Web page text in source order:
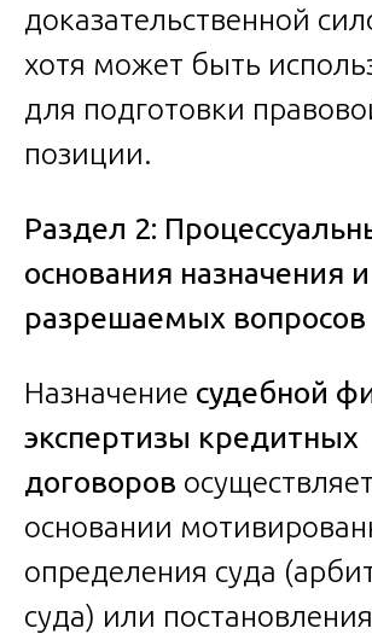
доказательственной
хотя может быть
для подготовки
позиции.
Раздел 2:
основания назначения
разрешаемых вопросов
Назначение судебной
экспертизы кредитных
договоров
основании
определения суда
суда) или постановления